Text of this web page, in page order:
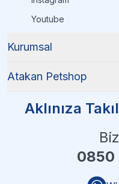
Youtube
Kurumsal
Atakan Petshop
Aklınıza
0850